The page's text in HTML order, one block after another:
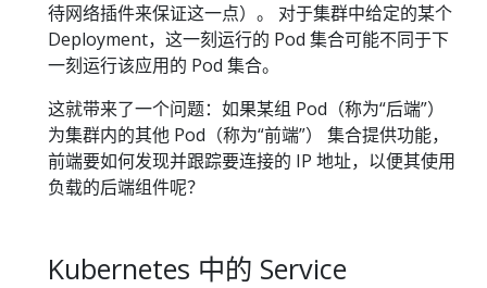
待网络插件来保证这一点）。 对于集群中给定的某个
Deployment，这一刻运行的 Pod 集合可能不同于下
一刻运行该应用的 Pod 集合。
这就带来了一个问题：如果某组 Pod（称为“后端”）
为集群内的其他 Pod（称为“前端”） 集合提供功能，
前端要如何发现并跟踪要连接的 IP 地址，以便其使用
负载的后端组件呢？
Kubernetes 中的 Service